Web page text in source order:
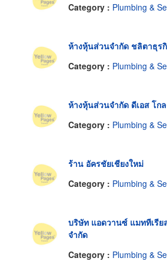
Category : Plumbing &
ห้างหุ้นส่วนจำกัด ชลิตาธุร
Category : Plumbing &
ห้างหุ้นส่วนจำกัด ดีเอส โก
Category : Plumbing &
ร้าน อัครชัยเชียงใหม่
Category : Plumbing &
บริษัท แอดวานซ์ แมททีเรีย
จำกัด
Category : Plumbing &